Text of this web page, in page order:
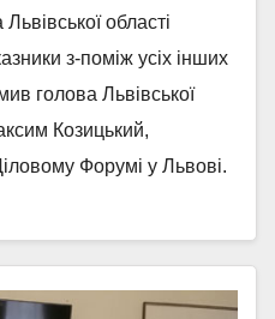
області
з-поміж усіх інших
голова Львівської
Козицький,
Форумі у Львові.